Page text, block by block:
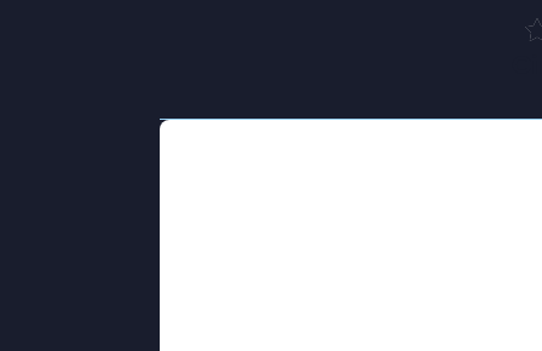
Sukkwan Island: een afgelegen